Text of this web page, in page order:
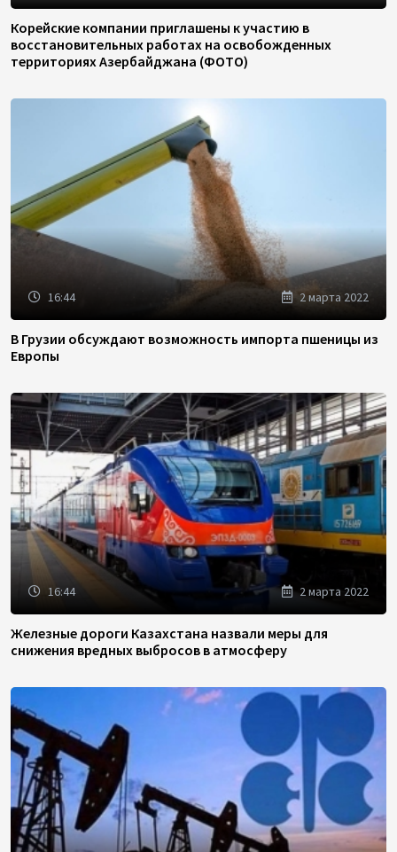
Корейские компании приглашены к участию в
восстановительных работах на освобожденных
территориях Азербайджана (ФОТО)
16:44 2 марта 2022
В Грузии обсуждают возможность импорта пшеницы из
Европы
16:44 2 марта 2022
Железные дороги Казахстана назвали меры для
снижения вредных выбросов в атмосферу